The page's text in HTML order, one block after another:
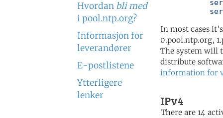
Hvordan bli med
i pool.ntp.org?
Informasjon for
leverandører
E-postlistene
Ytterligere
lenker
In most cases
0.pool.ntp.org,
The system will
distribute
information for
IPv4
There are 14